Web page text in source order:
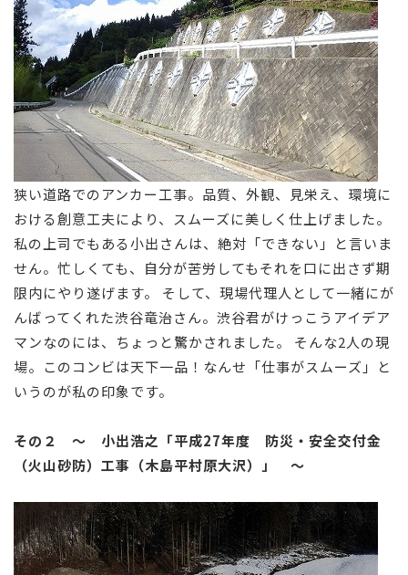
狭い道路でのアンカー工事。品質、外観、見栄え、環境に
おける創意工夫により、スムーズに美しく仕上げました。
私の上司でもある小出さんは、絶対「できない」と言いま
せん。忙しくても、自分が苦労してもそれを口に出さず期
限内にやり遂げます。 そして、現場代理人として一緒にが
んばってくれた渋谷竜治さん。渋谷君がけっこうアイデア
マンなのには、ちょっと驚かされました。 そんな2人の現
場。このコンビは天下一品！なんせ「仕事がスムーズ」と
いうのが私の印象です。
その２ ～ 小出浩之「平成27年度 防災・安全交付金
（火山砂防）工事（木島平村原大沢）」 ～